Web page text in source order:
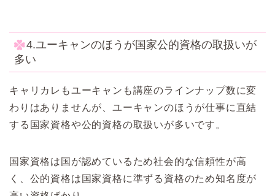
4.ユーキャンのほうが国家公的資格の取扱いが
多い
キャリカレもユーキャンも講座のラインナップ数に変
わりはありませんが、ユーキャンのほうが仕事に直結
する国家資格や公的資格の取扱いが多いです。
国家資格は国が認めているため社会的な信頼性が高
く、公的資格は国家資格に準ずる資格のため知名度が